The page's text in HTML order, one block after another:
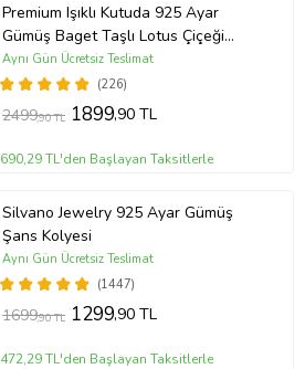
Premium Işıklı Kutuda 925 Ayar
Gümüş Baget Taşlı Lotus Çiçeği
Kolye
(226)
Aynı Gün Ücretsiz Teslimat
2499,90 TL 1899,90 TL
690,29 TL'den Başlayan Taksitlerle
Silvano Jewelry 925 Ayar Gümüş
Şans Kolyesi
(1447)
Aynı Gün Ücretsiz Teslimat
1699,90 TL 1299,90 TL
472,29 TL'den Başlayan Taksitlerle